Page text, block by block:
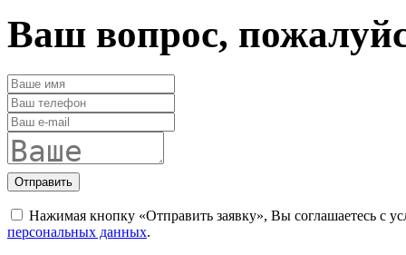
Ваш вопрос,
Отправить
Нажимая кнопку «Отправить заявку», Вы соглашаетесь с
персональных данных.